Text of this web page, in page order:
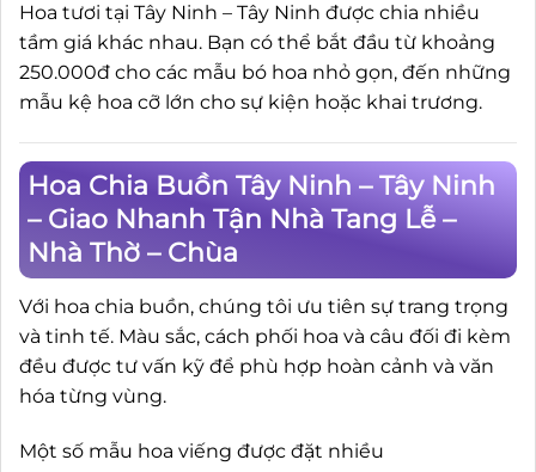
Hoa tươi tại Tây Ninh – Tây Ninh được chia nhiều
tầm giá khác nhau. Bạn có thể bắt đầu từ khoảng
250.000đ cho các mẫu bó hoa nhỏ gọn, đến những
mẫu kệ hoa cỡ lớn cho sự kiện hoặc khai trương.
Hoa Chia Buồn Tây Ninh – Tây Ninh
– Giao Nhanh Tận Nhà Tang Lễ –
Nhà Thờ – Chùa
Với hoa chia buồn, chúng tôi ưu tiên sự trang trọng
và tinh tế. Màu sắc, cách phối hoa và câu đối đi kèm
đều được tư vấn kỹ để phù hợp hoàn cảnh và văn
hóa từng vùng.
Một số mẫu hoa viếng được đặt nhiều